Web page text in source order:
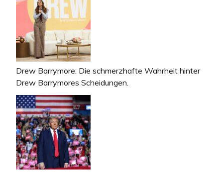
Drew Barrymore: Die schmerzhafte Wahrheit hinter
Drew Barrymores Scheidungen.